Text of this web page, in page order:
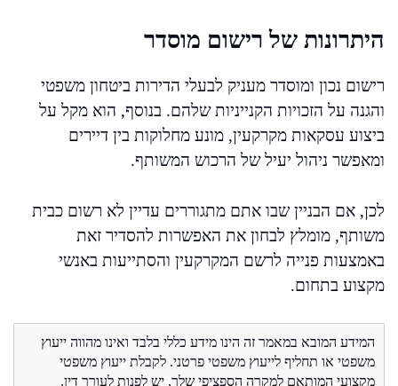
היתרונות של רישום מוסדר
רישום נכון ומוסדר מעניק לבעלי הדירות ביטחון משפטי
והגנה על הזכויות הקנייניות שלהם. בנוסף, הוא מקל על
ביצוע עסקאות מקרקעין, מונע מחלוקות בין דיירים
ומאפשר ניהול יעיל של הרכוש המשותף.
לכן, אם הבניין שבו אתם מתגוררים עדיין לא רשום כבית
משותף, מומלץ לבחון את האפשרות להסדיר זאת
באמצעות פנייה לרשם המקרקעין והסתייעות באנשי
מקצוע בתחום.
המידע המובא במאמר זה הינו מידע כללי בלבד ואינו מהווה ייעוץ
משפטי או תחליף לייעוץ משפטי פרטני. לקבלת ייעוץ משפטי
מקצועי המותאם למקרה הספציפי שלך, יש לפנות לעורך דין.